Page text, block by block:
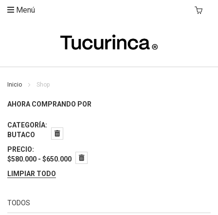
Menú Mi
Inicio Shop
AHORA COMPRANDO POR
CATEGORÍA
BUTACO
PRECIO
$580.000 - $650.000
LIMPIAR TODO
TODOS